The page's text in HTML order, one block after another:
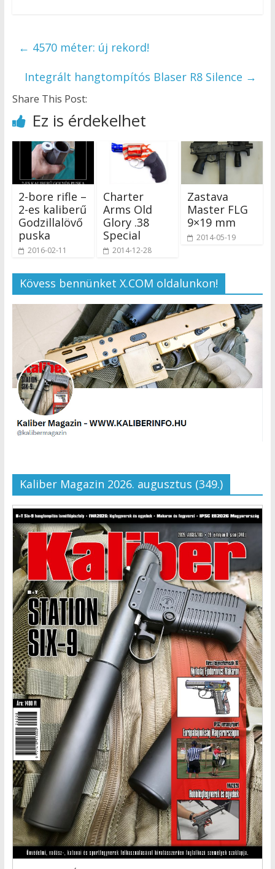
← 4570 méter: új rekord!
Integrált hangtompítós Blaser R8 Silence →
Share This Post:
Ez is érdekelhet
2-bore rifle –
2-es kaliberű
Godzillalövő
puska
2016-02-11
Charter
Arms Old
Glory .38
Special
2014-12-28
Zastava
Master FLG
9×19 mm
2014-05-19
Kövess bennünket X.COM oldalunkon!
Kaliber Magazin 2026. augusztus (349.)